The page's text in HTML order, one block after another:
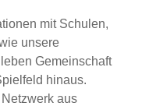
mit Schulen,
unsere
Gemeinschaft
hinaus.
aus